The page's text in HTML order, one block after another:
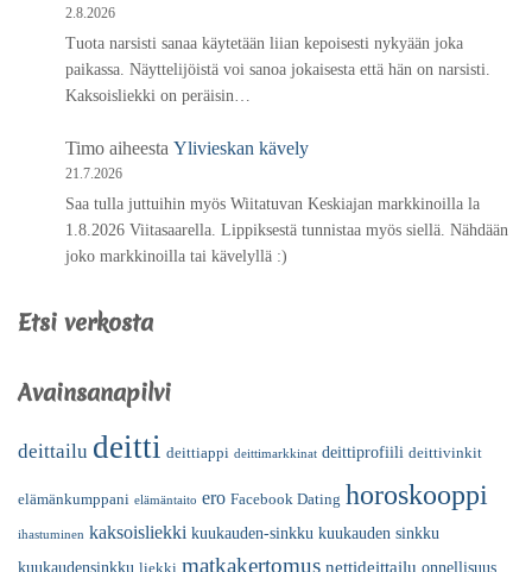
2.8.2026
Tuota narsisti sanaa käytetään liian kepoisesti nykyään joka
paikassa. Näyttelijöistä voi sanoa jokaisesta että hän on narsisti.
Kaksoisliekki on peräisin…
Timo aiheesta Ylivieskan kävely
21.7.2026
Saa tulla juttuihin myös Wiitatuvan Keskiajan markkinoilla la
1.8.2026 Viitasaarella. Lippiksestä tunnistaa myös siellä. Nähdään
joko markkinoilla tai kävelyllä :)
Etsi verkosta
Avainsanapilvi
deittailu deitti deittiappi deittimarkkinat deittiprofiili deittivinkit
elämänkumppani elämäntaito ero Facebook Dating horoskooppi
ihastuminen kaksoisliekki kuukauden-sinkku kuukauden sinkku
kuukaudensinkku liekki matkakertomus nettideittailu onnellisuus